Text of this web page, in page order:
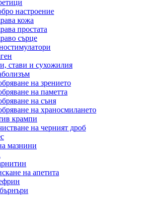
настроение
кожа
простата
сърце
стави и сухожилия
на зрението
на паметта
на съня
на храносмилането
крампи
на черният дроб
мазнини
на апетита